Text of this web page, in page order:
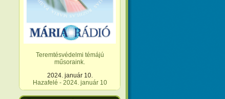
Teremtésvédelmi témájú
műsoraink.
2024. január 10.
Hazafelé - 2024. január 10